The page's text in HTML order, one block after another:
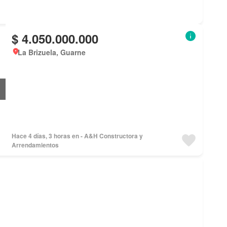
$ 4.050.000.000
La Brizuela, Guarne
Hace 4 días, 3 horas en - A&H Constructora y
Arrendamientos